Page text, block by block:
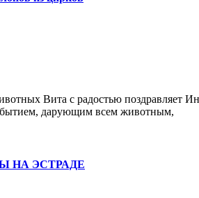
Вита с радостью поздравляет
дарующим всем животным,
НА ЭСТРАДЕ